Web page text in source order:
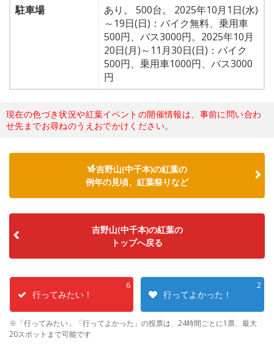
駐車場
あり。 500台。 2025年10月1日(水)
～19日(日)：バイク無料、乗用車
500円、バス3000円。2025年10月
20日(月)～11月30日(日)：バイク
500円、乗用車1000円、バス3000
円
現在の色づき状況や紅葉イベントの開催情報は、事前に問い合わ
せ先までお尋ねのうえおでかけください。
吉野山(中千本)の紅葉の
例年の見頃、紅葉祭りなど
吉野山(中千本)の紅葉の
トップへ戻る
6
行ってみたい！
2
行ってよかった！
※「行ってみたい」「行ってよかった」の投票は、24時間ごとに1票、最大
20スポットまで可能です